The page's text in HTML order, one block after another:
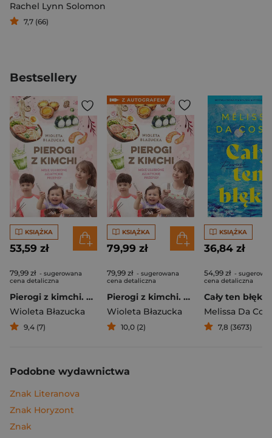
Rachel Lynn Solomon
7,7 (66)
Bestsellery
KSIĄŻKA
53,59 zł
79,99 zł - sugerowana
cena detaliczna
Pierogi z kimchi. Moje ulubione azjatyckie przepisy
Wioleta Błazucka
9,4 (7)
KSIĄŻKA
79,99 zł
79,99 zł - sugerowana
cena detaliczna
Pierogi z kimchi. Moje ulubione azjatyckie przepisy - książka z autografem
Wioleta Błazucka
10,0 (2)
KSIĄŻKA
36,84 zł
54,99 zł -
cena detaliczna
Cały ten błękit
Melissa Da
7,8 (3673)
Podobne wydawnictwa
Znak Literanova
Znak Horyzont
Znak